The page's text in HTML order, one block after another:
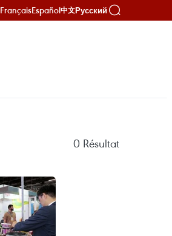
FrançaisEspañol中文Русский
0 Résultat